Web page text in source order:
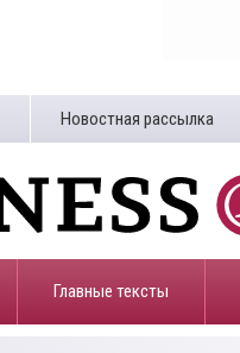
Новостная рассылка
Главные тексты